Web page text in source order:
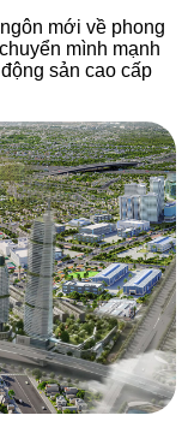
mới về phong
mình mạnh
sản cao cấp